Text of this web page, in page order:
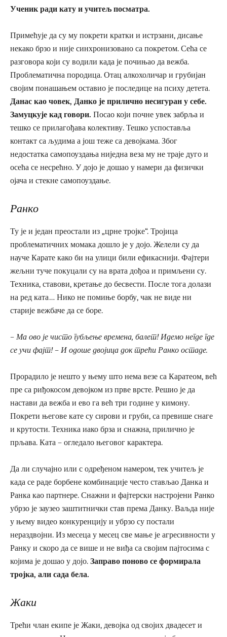
Ученик ради кату и учитељ посматра.
Примећује да су му покрети кратки и истрзани, дисање
некако брзо и није синхронизовано са покретом. Сећа се
разговора који су водили када је почињао да вежба.
Проблематична породица. Отац алкохоличар и грубијан
својим понашањем оставио је последице на психу детета.
Данас као човек, Данко је прилично несигуран у себе.
Замуцкује кад говори. Посао који почне увек забрља и
тешко се прилагођава колективу. Тешко успоставља
контакт са људима а још теже са девојкама. Због
недостатка самопоуздања ниједна веза му не траје дуго и
осећа се несрећно. У дојо је дошао у намери да физички
ојача и стекне самопоуздање.
Ранко
Ту је и један преостали из „црне тројке“. Тројица
проблематичних момака дошло је у дојо. Желели су да
науче Карате како би на улици били ефикаснији. Фајтери
жељни туче покуцали су на врата дођоа и примљени су.
Техника, ставови, кретање до бесвести. После тога долази
на ред ката… Нико не помиње борбу, чак не виде ни
старије вежбаче да се боре.
– Ма ово је чисто губљење времена, балет! Идемо негде где
се учи фајт! – И одоше двојица док трећи Ранко остаде.
Прорадило је нешто у њему што нема везе са Каратеом, већ
пре са риђокосом девојком из прве врсте. Решио је да
настави да вежба и ево га већ три године у кимону.
Покрети његове кате су сирови и груби, са превише снаге
и крутости. Техника иако брза и снажна, прилично је
прљава. Ката – огледало његовог карактера.
Да ли случајно или с одређеном намером, тек учитељ је
када се раде борбене комбинације често стављао Данка и
Ранка као партнере. Снажни и фајтерски настројени Ранко
убрзо је заузео заштитнички став према Данку. Ваљда није
у њему видео конкуренцију и убрзо су постали
нераздвојни. Из месеца у месец све мање је агресивности у
Ранку и скоро да се више и не виђа са својим пајтосима с
којима је дошао у дојо. Заправо поново се формирала
тројка, али сада бела.
Жаки
Трећи члан екипе је Жаки, девојка од својих двадесет и